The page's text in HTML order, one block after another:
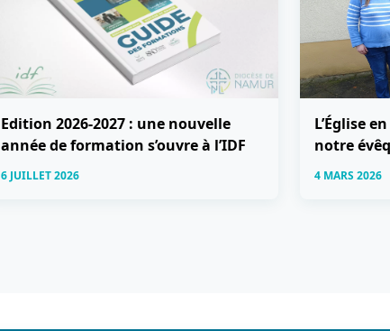
Edition 2026-2027 : une nouvelle
année de formation s’ouvre à l’IDF
6 JUILLET 2026
L’Église
notre
4 MARS 2026